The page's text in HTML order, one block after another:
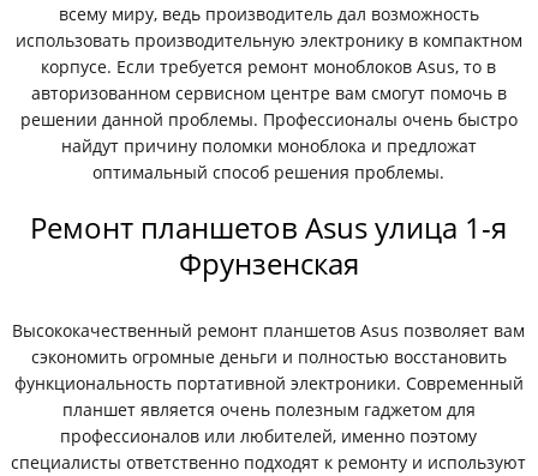
всему миру, ведь производитель дал возможность
использовать производительную электронику в компактном
корпусе. Если требуется ремонт моноблоков Asus, то в
авторизованном сервисном центре вам смогут помочь в
решении данной проблемы. Профессионалы очень быстро
найдут причину поломки моноблока и предложат
оптимальный способ решения проблемы.
Ремонт планшетов Asus улица 1-я
Фрунзенская
Высококачественный ремонт планшетов Asus позволяет вам
сэкономить огромные деньги и полностью восстановить
функциональность портативной электроники. Современный
планшет является очень полезным гаджетом для
профессионалов или любителей, именно поэтому
специалисты ответственно подходят к ремонту и используют